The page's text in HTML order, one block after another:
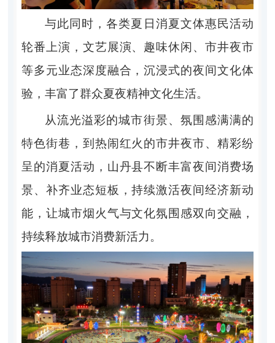
与此同时，各类夏日消夏文体惠民活动
轮番上演，文艺展演、趣味休闲、市井夜市
等多元业态深度融合，沉浸式的夜间文化体
验，丰富了群众夏夜精神文化生活。
从流光溢彩的城市街景、氛围感满满的
特色街巷，到热闹红火的市井夜市、精彩纷
呈的消夏活动，山丹县不断丰富夜间消费场
景、补齐业态短板，持续激活夜间经济新动
能，让城市烟火气与文化氛围感双向交融，
持续释放城市消费新活力。